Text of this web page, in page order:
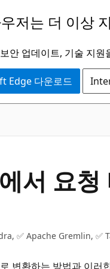
저는 더 이상
안 업데이트, 기술 지
Edge 다운로드
서 요청
✅ Apache Gremlin, ✅
로 변환하는 방법과 이러